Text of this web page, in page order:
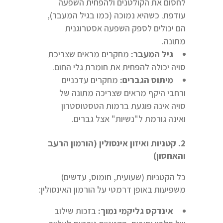
לחסום את הקולטנים ולהפחית השפעה
עודפת. כשהיא נמוכה (כמו בגיל המעבר),
הם יכולים לספק השפעה אסטרוגנית
מתונה.
גיל המעבר: מחקרים מראים שצריכת
סויה יכולה להפחית את חומרת גלי החום.
מיתוס הגברים: מחקרים עדכניים
ורחבי היקף מראים שצריכה מתונה של
סויה אינה פוגעת ברמות הטסטוסטרון
ואינה גורמת ל"נשיות" אצל גברים.
2. קטניות ואיזון אינסולין (הורמון הרעב
והאחסון)
כל הקטניות (שעועית, חומוס, עדשים)
משפיעות באופן דרמטי על הורמון האינסולין:
אינדקס גליקמי נמוך: בזכות שילוב